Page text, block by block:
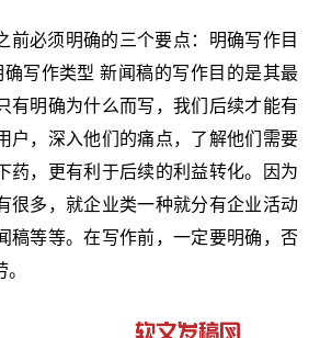
前必须明确的三个要点：明确写作目
写作类型 新闻稿的写作目的是其最
有明确为什么而写，我们后续才能有
户，深入他们的痛点，了解他们需要
药，更有利于后续的利益转化。因为
很多，就企业类一种就分有企业活动
稿等等。在写作前，一定要明确，否